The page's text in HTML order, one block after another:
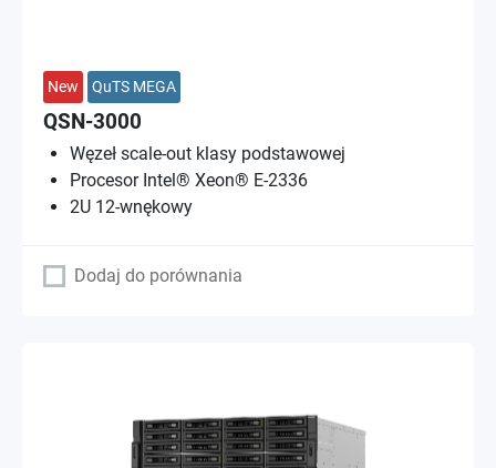
New QuTS MEGA
QSN-3000
Węzeł scale-out klasy podstawowej
Procesor Intel® Xeon® E-2336
2U 12-wnękowy
Dodaj do porównania